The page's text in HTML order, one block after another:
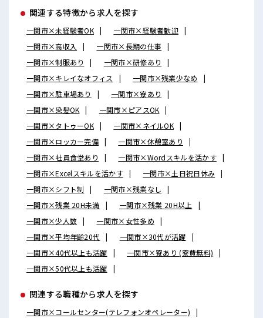
関連する特徴から求人を探す
一関市×未経験者OK
一関市×経験者歓迎
一関市×高収入
一関市×長期の仕事
一関市×制服あり
一関市×研修あり
一関市×キレイなオフィス
一関市×残業少なめ
一関市×駐車場あり
一関市×寮あり
一関市×染髪OK
一関市×ピアスOK
一関市×タトゥーOK
一関市×ネイルOK
一関市×ロッカー完備
一関市×休憩室あり
一関市×社員食堂あり
一関市×Wordスキルを活かす
一関市×Excelスキルを活かす
一関市×土日祝日休み
一関市×シフト制
一関市×残業なし
一関市×残業 20H未満
一関市×残業 20H以上
一関市×少人数
一関市×女性多め
一関市×平均年齢20代
一関市×30代が活躍
一関市×40代以上も活躍
一関市×寮あり (寮費無料)
一関市×50代以上も活躍
関連する職種から求人を探す
一関市×コールセンター(テレフォンオペレーター)